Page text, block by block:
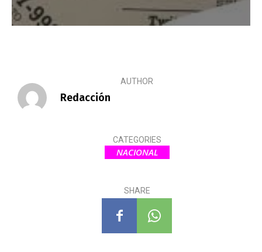
AUTHOR
Redacción
CATEGORIES
NACIONAL
SHARE